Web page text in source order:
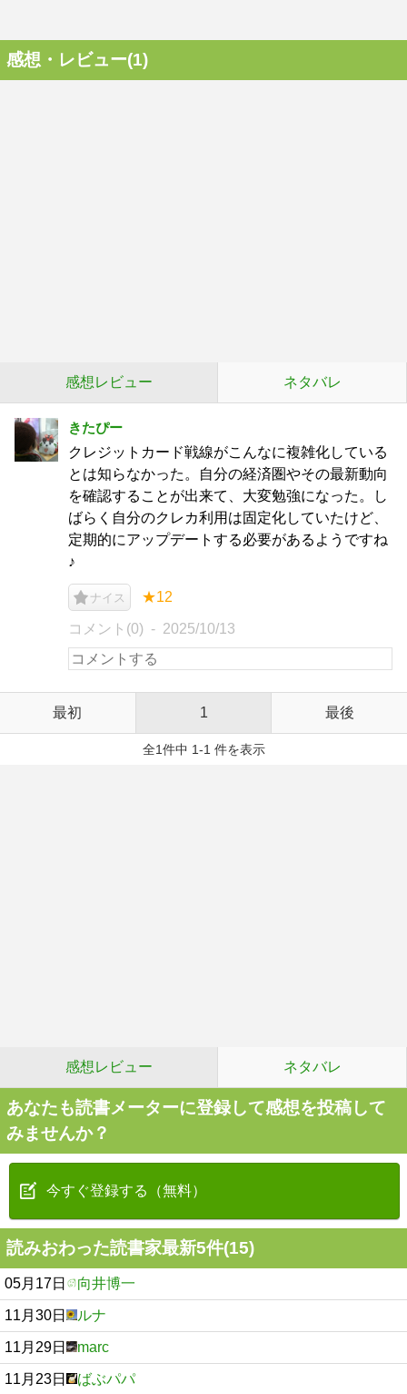
感想・レビュー(1)
感想レビュー ネタバレ
きたぴー
クレジットカード戦線がこんなに複雑化している
とは知らなかった。自分の経済圏やその最新動向
を確認することが出来て、大変勉強になった。し
ばらく自分のクレカ利用は固定化していたけど、
定期的にアップデートする必要があるようですね
♪
ナイス ★12
コメント(0) 2025/10/13
最初 1 最後
全1件中 1-1 件を表示
感想レビュー ネタバレ
あなたも読書メーターに登録して感想を投稿して
みませんか？
今すぐ登録する（無料）
読みおわった読書家最新5件(15)
05月17日 向井博一
11月30日 ルナ
11月29日 marc
11月23日 ばぶパパ